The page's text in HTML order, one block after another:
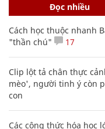
Đọc nhiều
Cách học thuộc nhanh
"thần chú"
17
Clip lột tả chân thực
mèo', người tinh ý còn
con
Các công thức hóa học